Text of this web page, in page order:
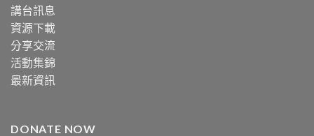
講台訊息
資源下載
分享交流
活動集錦
最新資訊
DONATE NOW